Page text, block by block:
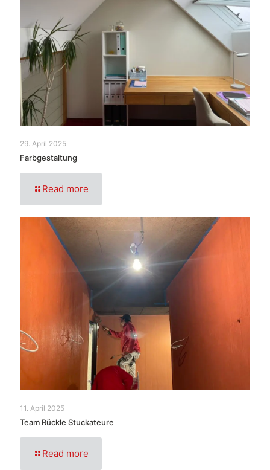
29. April 2025
Farbgestaltung
Read more
11. April 2025
Team Rückle Stuckateure
Read more